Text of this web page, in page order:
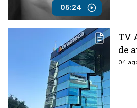
05:24
TV
de
del
04